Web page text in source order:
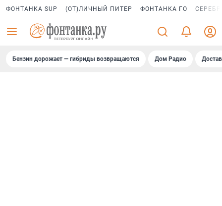
ФОНТАНКА SUP (ОТ)ЛИЧНЫЙ ПИТЕР ФОНТАНКА ГО
Бензин дорожает — гибриды возвращаются Дом Радио